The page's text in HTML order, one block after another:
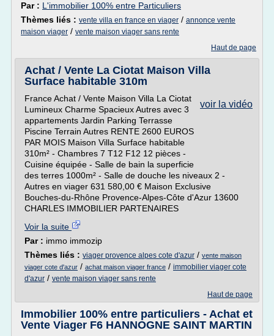
Par : L'immobilier 100% entre Particuliers
Thèmes liés : vente villa en france en viager / annonce vente
maison viager / vente maison viager sans rente
Haut de page
Achat / Vente La Ciotat Maison Villa
Surface habitable 310m
voir la vidéo
France Achat / Vente Maison Villa La Ciotat
Lumineux Charme Spacieux Autres avec 3
appartements Jardin Parking Terrasse
Piscine Terrain Autres RENTE 2600 EUROS
PAR MOIS Maison Villa Surface habitable
310m² - Chambres 7 T12 F12 12 pièces -
Cuisine équipée - Salle de bain la superficie
des terres 1000m² - Salle de douche les niveaux 2 -
Autres en viager 631 580,00 € Maison Exclusive
Bouches-du-Rhône Provence-Alpes-Côte d'Azur 13600
CHARLES IMMOBILIER PARTENAIRES
Voir la suite
Par : immo immozip
Thèmes liés : viager provence alpes cote d'azur / vente maison
viager cote d'azur / achat maison viager france / immobilier viager cote
d'azur / vente maison viager sans rente
Haut de page
Immobilier 100% entre particuliers - Achat et
Vente Viager F6 HANNOGNE SAINT MARTIN